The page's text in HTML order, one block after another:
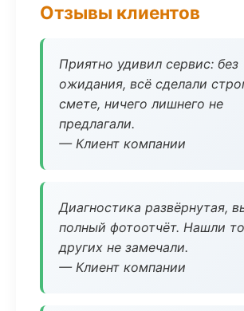
Отзывы клиентов
Приятно удивил сервис: без
ожидания, всё сделали
смете, ничего лишнего не
предлагали.
— Клиент компании
Диагностика развёрнутая,
полный фотоотчёт. Нашли
других не замечали.
— Клиент компании